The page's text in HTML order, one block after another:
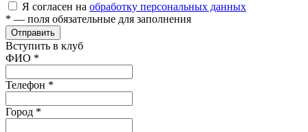
Я согласен на обработку персональных данных
* — поля обязательные для заполнения
Отправить
Вступить в клуб
ФИО *
Телефон *
Город *